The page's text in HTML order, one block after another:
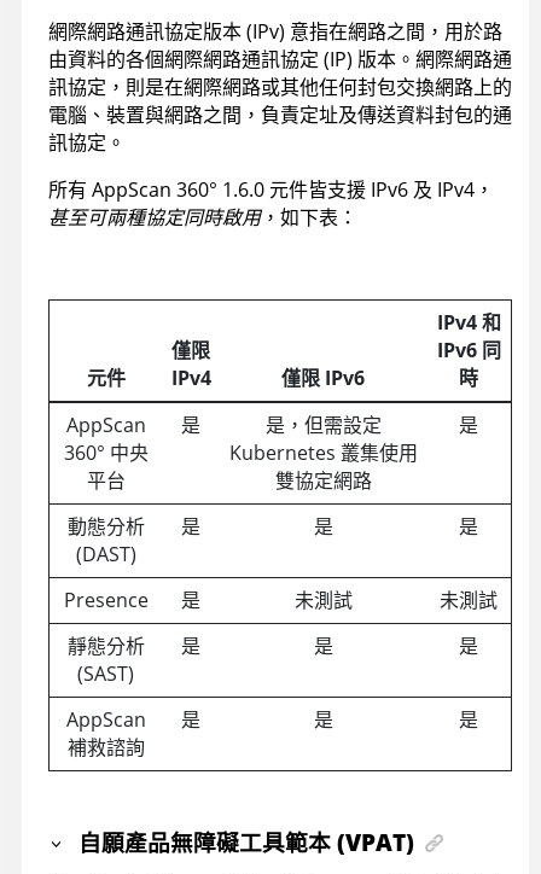
網際網路通訊協定版本 (IPv) 意指在網路之間，用於路
由資料的各個網際網路通訊協定 (IP) 版本。網際網路通
訊協定，則是在網際網路或其他任何封包交換網路上的
電腦、裝置與網路之間，負責定址及傳送資料封包的通
訊協定。
所有 AppScan 360° 1.6.0 元件皆支援 IPv6 及 IPv4，
甚至可兩種協定同時啟用，如下表：
元件
僅限
IPv4
僅限 IPv6
IPv4 和
IPv6 同
時
AppScan
360° 中央
平台
是
是，但需設定
Kubernetes 叢集使用
雙協定網路
是
動態分析
(DAST)
是 是 是
Presence 是 未測試
未測試
靜態分析
(SAST)
是 是 是
AppScan
補救諮詢
是 是 是
自願產品無障礙工具範本 (VPAT)